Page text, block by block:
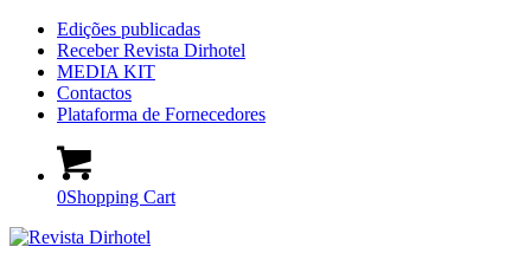
Edições publicadas
Receber Revista Dirhotel
MEDIA KIT
Contactos
Plataforma de Fornecedores
0Shopping Cart